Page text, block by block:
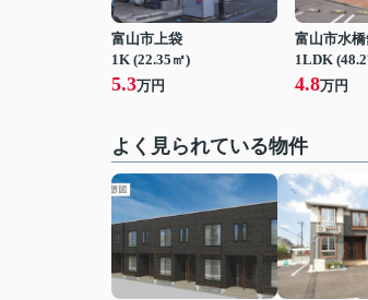
富山市上袋
1K (22.35㎡)
5.3万円
富山市水
1LDK
4.8万円
よく見られている物件